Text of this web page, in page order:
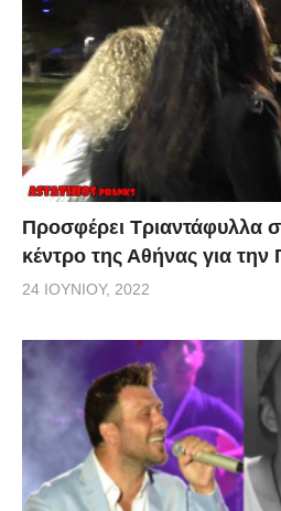
Προσφέρει Τριαντάφυλλα
κέντρο της Αθήνας για την
24 ΙΟΥΝΊΟΥ, 2022